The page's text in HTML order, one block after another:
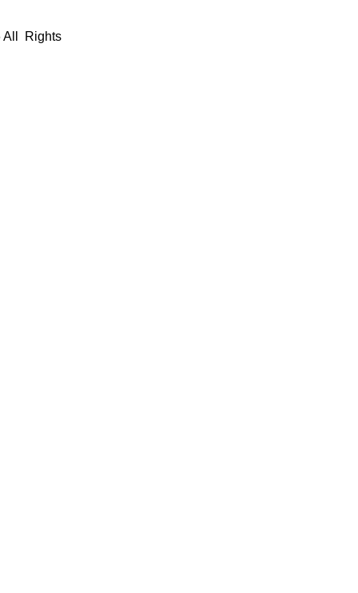
All Rights